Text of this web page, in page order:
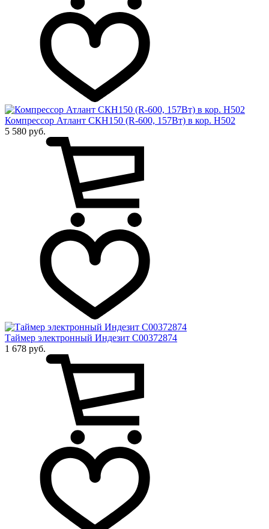
Компрессор Атлант СКН150 (R-600, 157Вт) в кор. Н502
5 580 руб.
Таймер электронный Индезит C00372874
1 678 руб.